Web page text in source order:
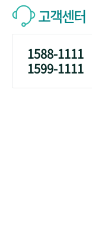
고객센터
1588-1111
1599-1111